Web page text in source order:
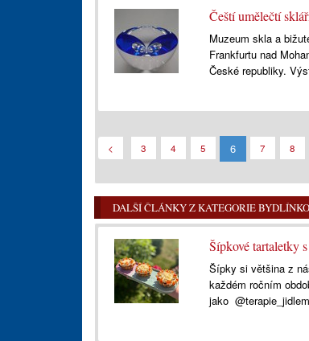
Čeští umělečtí
Muzeum skla a
Frankfurtu nad
České republiky.
< 3 4 5 6 7 8
DALŠÍ ČLÁNKY Z KATEGORIE
Šípkové tartaletky
Šípky si většina z
každém ročním
jako